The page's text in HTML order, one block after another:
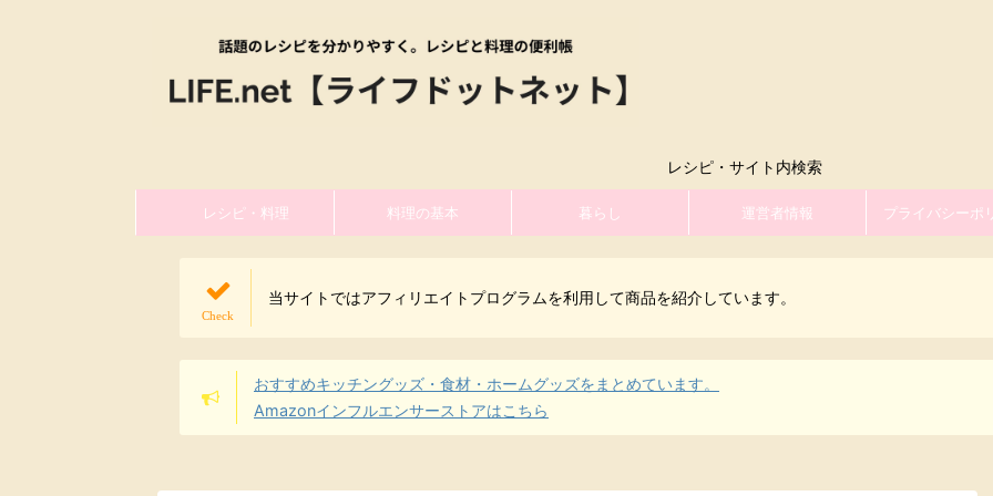
レシピ・サイト内検索
レシピ・料理 料理の基本 暮らし 運営者情報 プライバシーポ
当サイトではアフィリエイトプログラムを利用して商品を紹介しています。
おすすめキッチングッズ・食材・ホームグッズをまとめています。
Amazonインフルエンサーストアはこちら